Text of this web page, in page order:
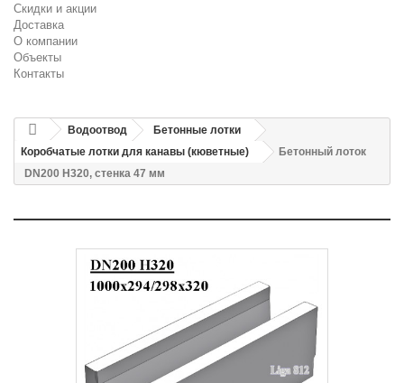
Скидки и акции
Доставка
О компании
Объекты
Контакты
Водоотвод
Бетонные лотки
Коробчатые лотки для канавы (кюветные)
Бетонный лоток
DN200 H320, стенка 47 мм